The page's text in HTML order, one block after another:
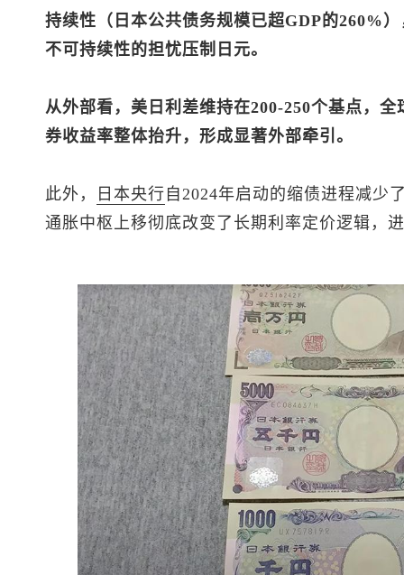
持续性（日本公共债务规模已超GDP的260%
不可持续性的担忧压制日元。
从外部看，美日利差维持在200-250个基点，
券收益率整体抬升，形成显著外部牵引。
此外， 日本央行 自2024年启动的缩债进程减少
通胀中枢上移彻底改变了长期利率定价逻辑，